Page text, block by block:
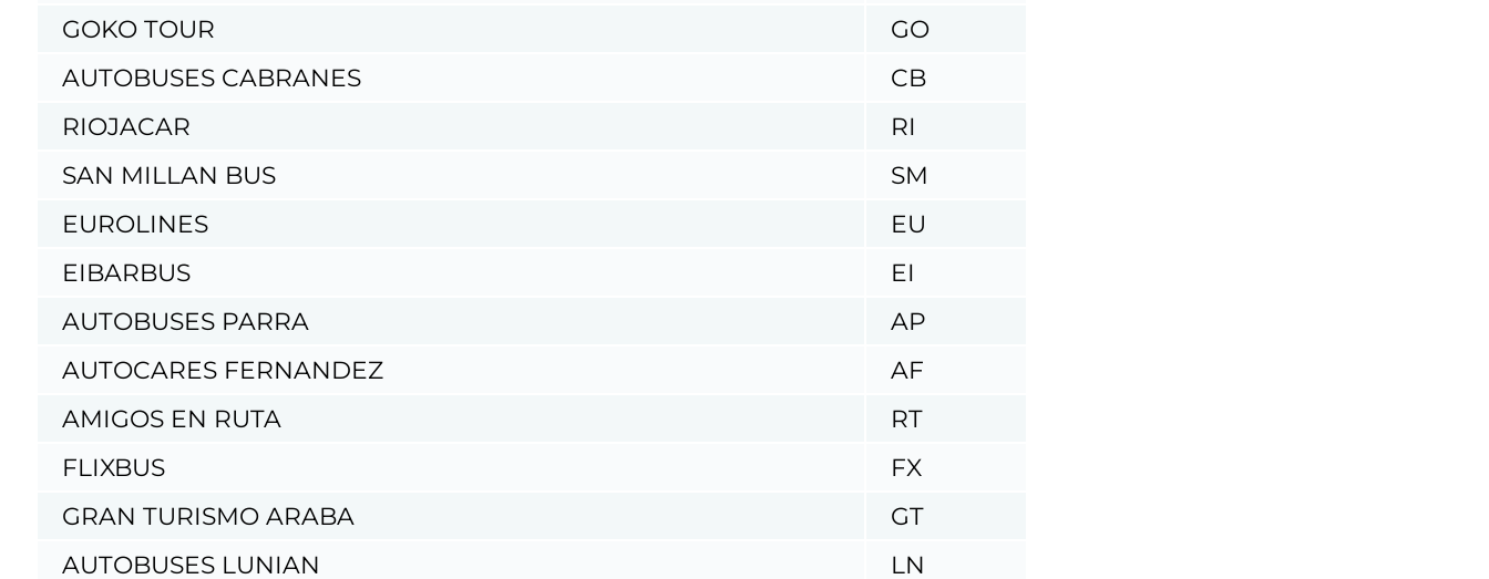
GOKO TOUR
GO
AUTOBUSES CABRANES
CB
RIOJACAR
RI
SAN MILLAN BUS
SM
EUROLINES
EU
EIBARBUS
EI
AUTOBUSES PARRA
AP
AUTOCARES FERNANDEZ
AF
AMIGOS EN RUTA
RT
FLIXBUS
FX
GRAN TURISMO ARABA
GT
AUTOBUSES LUNIAN
LN